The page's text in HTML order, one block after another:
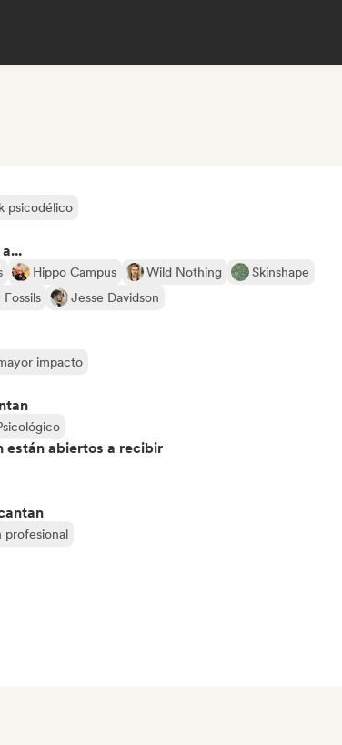
psicodélico
Hippo Campus Wild Nothing
Skinshape
Fossils Jesse Davidson
impacto
están abiertos a recibir
profesional